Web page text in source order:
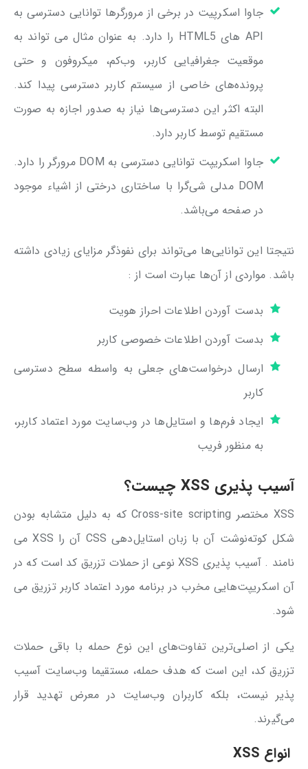
جاوا اسکرپیت در برخی از مرورگر‌ها توانایی دسترسی به
API‌ های HTML5 را دارد. به عنوان مثال می تواند به
موقعیت جغرافیایی کاربر، وب‌کم، میکروفون و حتی
پرونده‌های خاصی از سیستم کاربر دسترسی پیدا کند.
البته اکثر این دسترسی‌ها نیاز به صدور اجازه به صورت
مستقیم توسط کاربر دارد.
جاوا اسکریپت توانایی دسترسی به DOM مرورگر را دارد.
DOM مدلی شی‌گرا با ساختاری درختی از اشیاء موجود
در صفحه می‌باشد.
نتیجتا این توانایی‌ها می‌تواند برای نفوذگر مزایای زیادی داشته
باشد. مواردی از آن‌ها عبارت است از :
بدست آوردن اطلاعات احراز هویت
بدست آوردن اطلاعات خصوصی کاربر
ارسال درخواست‌های جعلی به واسطه سطح دسترسی
کاربر
ایجاد فرم‌ها و استایل‌ها در وب‌سایت مورد اعتماد کاربر،
به منظور فریب
آسیب پذیری XSS چیست؟
XSS مختصر Cross-site scripting که به دلیل متشابه بودن
شکل کوته‌نوشت آن با زبان استایل‌دهی CSS آن را XSS می
نامند . آسیب پذیری XSS نوعی از حملات تزریق کد است که در
آن اسکریپت‌هایی مخرب در برنامه مورد اعتماد کاربر تزریق می
شود.
یکی از اصلی‌ترین تفاوت‌های این نوع حمله با باقی حملات
تزریق کد، این است که هدف حمله، مستقیما وب‌سایت آسیب
پذیر نیست، بلکه کاربران وب‌سایت در معرض تهدید قرار
می‌گیرند.
انواع XSS